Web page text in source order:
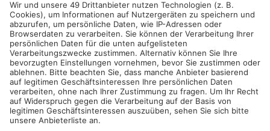
COPYRIGHT GETTYIMAGES
ASCHAFFENBURG.In Aschaffenburg hat am Abend ein Mann
unter Drogeneinfluss versucht, Polizisten zu würgen. Die
Beamten waren wegen einer Ruhestörung zu seiner Wohnung
in Damm gerufen worden. Als sie androhten, seine
Musikanlage sicherzustellen, ging der 36-Jährige plötzlich auf
sie los und versuchte die Beamten zu würgen. Die Polizisten
überwältigten den Angreifer, er wurde nach einer Nacht in
Gewahrsam wieder entlassen. Gegen ihn wird nun wegen
tätlichen Angriffs auf Vollstreckungsbeamte ermittelt.